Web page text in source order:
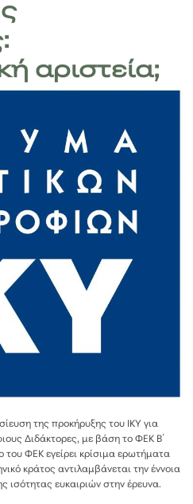
αριστεία;
της προκήρυξης του ΙΚΥ για
Διδάκτορες, με βάση το ΦΕΚ Β΄
του ΦΕΚ εγείρει κρίσιμα ερωτήματα
κράτος αντιλαμβάνεται την έννοια
ισότητας ευκαιριών στην έρευνα.